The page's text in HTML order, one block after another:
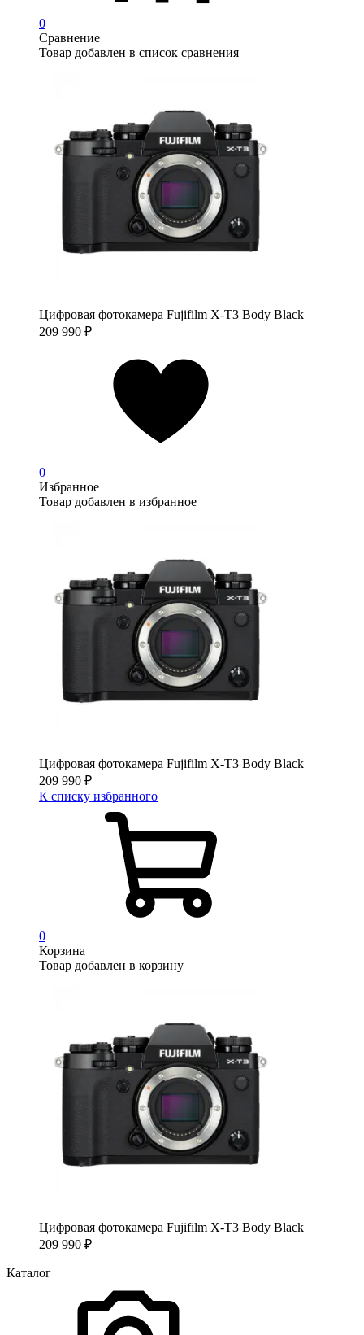
0
Сравнение
Товар добавлен в список сравнения
Цифровая фотокамера Fujifilm X-T3 Body Black
209 990 ₽
0
Избранное
Товар добавлен в избранное
Цифровая фотокамера Fujifilm X-T3 Body Black
209 990 ₽
К списку избранного
0
Корзина
Товар добавлен в корзину
Цифровая фотокамера Fujifilm X-T3 Body Black
209 990 ₽
Каталог